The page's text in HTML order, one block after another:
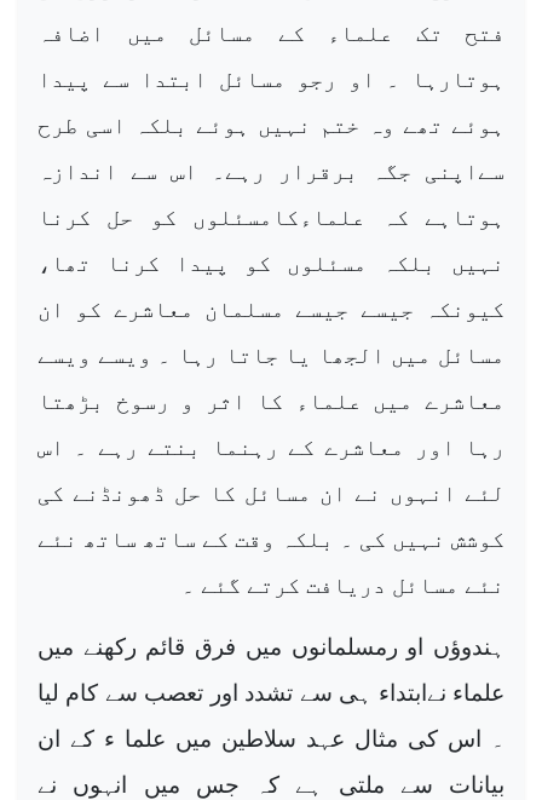
فتح تک علماء کے مسائل میں اضافہ
ہوتارہا ۔ او رجو مسائل ابتدا سے پیدا
ہوئے تھے وہ ختم نہیں ہوئے بلکہ اسی طرح
سےاپنی جگہ برقرار رہے۔ اس سے اندازہ
ہوتاہے کہ علماءکامسئلوں کو حل کرنا
نہیں بلکہ مسئلوں کو پیدا کرنا تھا،
کیونکہ جیسے جیسے مسلمان معاشرے کو ان
مسائل میں الجھا یا جاتا رہا ۔ ویسے ویسے
معاشرے میں علماء کا اثر و رسوخ بڑھتا
رہا اور معاشرے کے رہنما بنتے رہے ۔ اس
لئے انہوں نے ان مسائل کا حل ڈھونڈنے کی
کوشش نہیں کی ۔ بلکہ وقت کے ساتھ ساتھ نئے
نئے مسائل دریافت کرتے گئے ۔
ہندوؤں او رمسلمانوں میں فرق قائم رکھنے میں
علماء نےابتداء ہی سے تشدد اور تعصب سے کام لیا
۔ اس کی مثال عہد سلاطین میں علما ء کے ان
بیانات سے ملتی ہے کہ جس میں انہوں نے